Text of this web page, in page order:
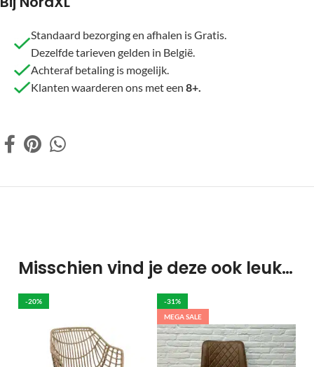
Standaard bezorging en afhalen is Gratis.
Dezelfde tarieven gelden in België.
Achteraf betaling is mogelijk.
Klanten waarderen ons met een 8+.
Misschien vind je deze ook leuk…
-20%
-31%
MEGA SALE